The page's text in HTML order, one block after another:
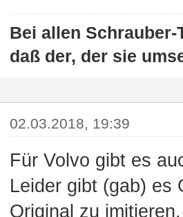
Bei allen
daß der, der sie
02.03.2018, 19:39
Für Volvo gibt es
Leider gibt (gab) es
Original zu